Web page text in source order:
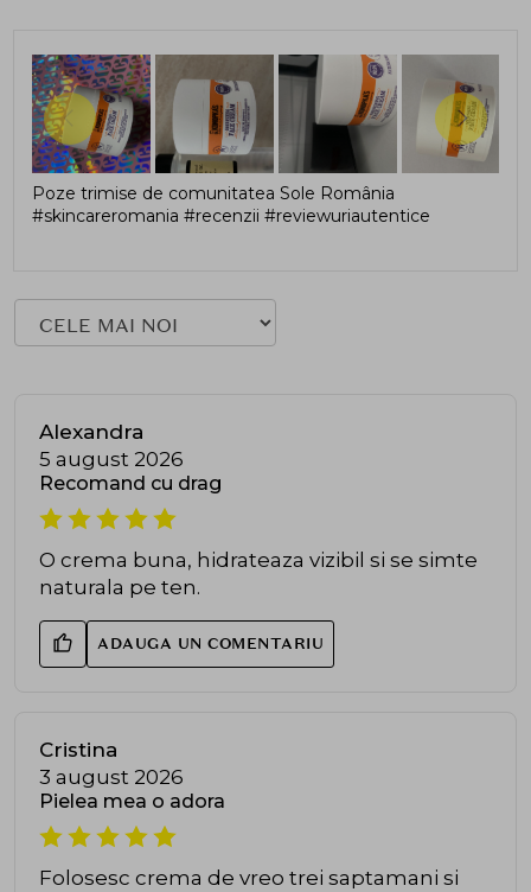
Poze trimise de comunitatea Sole România
#skincareromania #recenzii #reviewuriautentice
Alexandra
5 august 2026
Recomand cu drag
O crema buna, hidrateaza vizibil si se simte
naturala pe ten.
ADAUGA UN COMENTARIU
Cristina
3 august 2026
Pielea mea o adora
Folosesc crema de vreo trei saptamani si